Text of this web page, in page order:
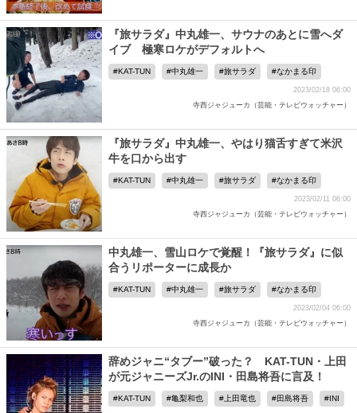
『旅サラダ』中丸雄一、サウナのあとに雪へダ
イブ 極寒ロケがデフォルトへ
KAT-TUN 中丸雄一 旅サラダ なかまる印
2023/02/18 06:00
寺西ジャジューカ（芸能・テレビウォッチャー）
『旅サラダ』中丸雄一、やはり猫舌すぎて米沢
牛を口から出す
KAT-TUN 中丸雄一 旅サラダ なかまる印
2023/02/11 06:00
寺西ジャジューカ（芸能・テレビウォッチャー）
中丸雄一、雪山ロケで覚醒！『旅サラダ』に似
合うリポーターに成長か
KAT-TUN 中丸雄一 旅サラダ なかまる印
2023/02/04 06:00
寺西ジャジューカ（芸能・テレビウォッチャー）
辞めジャニ“タブー”破った？ KAT-TUN・上田
が元ジャニーズJr.のINI・田島将吾に言及！
KAT-TUN 亀梨和也 上田竜也 田島将吾 INI